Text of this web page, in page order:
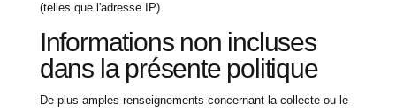
(telles que l'adresse IP).
Informations non incluses
dans la présente politique
De plus amples renseignements concernant la collecte ou le